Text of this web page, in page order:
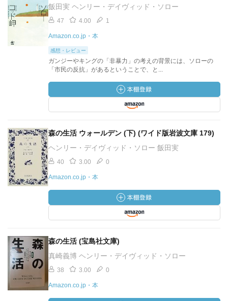
飯田実 ヘンリー・デイヴィッド・ソロー
47 4.00 1
Amazon.co.jp・本
感想・レビュー
ガンジーやキングの「非暴力」の考えの背景には、ソローの
「市民の反抗」があるということで、と...
森の生活 ウォールデン (下) (ワイド版岩波文庫 179)
ヘンリー・デイヴィッド・ソロー 飯田実
40 3.00 0
Amazon.co.jp・本
森の生活 (宝島社文庫)
真崎義博 ヘンリー・デイヴィッド・ソロー
38 3.00 0
Amazon.co.jp・本